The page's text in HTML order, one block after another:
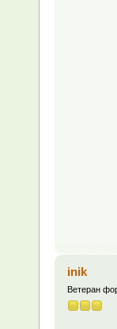
inik
Ветеран